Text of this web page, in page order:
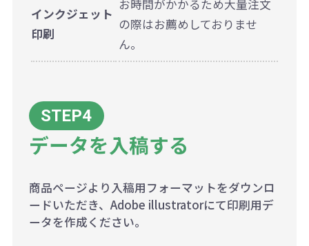
インクジェット
印刷
お時間がかかるため大量注文
の際はお薦めしておりませ
ん。
データを入稿する
商品ページより入稿用フォーマットをダウンロ
ードいただき、Adobe illustratorにて印刷用デ
ータを作成ください。